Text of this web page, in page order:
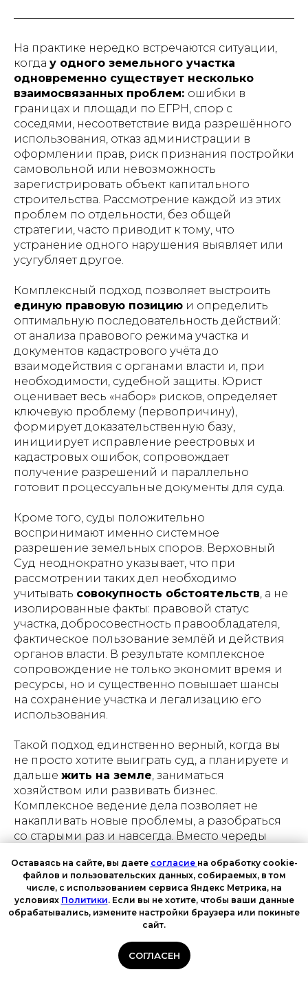
На практике нередко встречаются ситуации,
когда у одного земельного участка
одновременно существует несколько
взаимосвязанных проблем: ошибки в
границах и площади по ЕГРН, спор с
соседями, несоответствие вида разрешённого
использования, отказ администрации в
оформлении прав, риск признания постройки
самовольной или невозможность
зарегистрировать объект капитального
строительства. Рассмотрение каждой из этих
проблем по отдельности, без общей
стратегии, часто приводит к тому, что
устранение одного нарушения выявляет или
усугубляет другое.
Комплексный подход позволяет выстроить
единую правовую позицию и определить
оптимальную последовательность действий:
от анализа правового режима участка и
документов кадастрового учёта до
взаимодействия с органами власти и, при
необходимости, судебной защиты. Юрист
оценивает весь «набор» рисков, определяет
ключевую проблему (первопричину),
формирует доказательственную базу,
инициирует исправление реестровых и
кадастровых ошибок, сопровождает
получение разрешений и параллельно
готовит процессуальные документы для суда.
Кроме того, суды положительно
воспринимают именно системное
разрешение земельных споров. Верховный
Суд неоднократно указывает, что при
рассмотрении таких дел необходимо
учитывать совокупность обстоятельств, а не
изолированные факты: правовой статус
участка, добросовестность правообладателя,
фактическое пользование землёй и действия
органов власти. В результате комплексное
сопровождение не только экономит время и
ресурсы, но и существенно повышает шансы
на сохранение участка и легализацию его
использования.
Такой подход единственно верный, когда вы
не просто хотите выиграть суд, а планируете и
дальше жить на земле, заниматься
хозяйством или развивать бизнес.
Комплексное ведение дела позволяет не
накапливать новые проблемы, а разобраться
со старыми раз и навсегда. Вместо череды
четкий план: от межевания до регистрации
прав, что в итоге гарантирует стабильность и
защиту ваших вложений на годы вперед.
Нерешенные споры по
Оставаясь на сайте, вы даете согласие на обработку cookie-
файлов и пользовательских данных, собираемых, в том
числе, с использованием сервиса Яндекс Метрика, на
условиях Политики. Если вы не хотите, чтобы ваши данные
обрабатывались, измените настройки браузера или покиньте
сайт.
СОГЛАСЕН